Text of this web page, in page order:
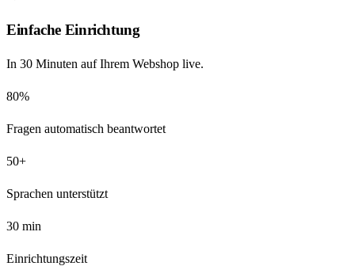
Einfache Einrichtung
In 30 Minuten auf Ihrem Webshop live.
80%
Fragen automatisch beantwortet
50+
Sprachen unterstützt
30 min
Einrichtungszeit